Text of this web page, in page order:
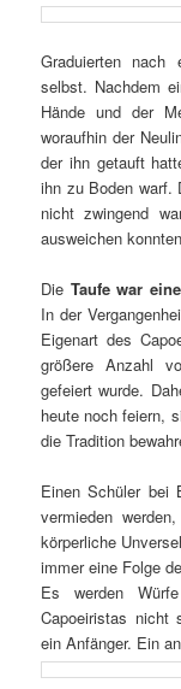
Graduierten
selbst. Nachdem
Hände und der
woraufhin der
der ihn getauft
ihn zu Boden warf.
nicht zwingend
ausweichen
Die Taufe war
In der
Eigenart des
größere Anzahl
gefeiert wurde.
heute noch feiern,
die Tradition
Einen Schüler bei
vermieden
körperliche
immer eine Folge
Es werden
Capoeiristas nicht
ein Anfänger. Ein